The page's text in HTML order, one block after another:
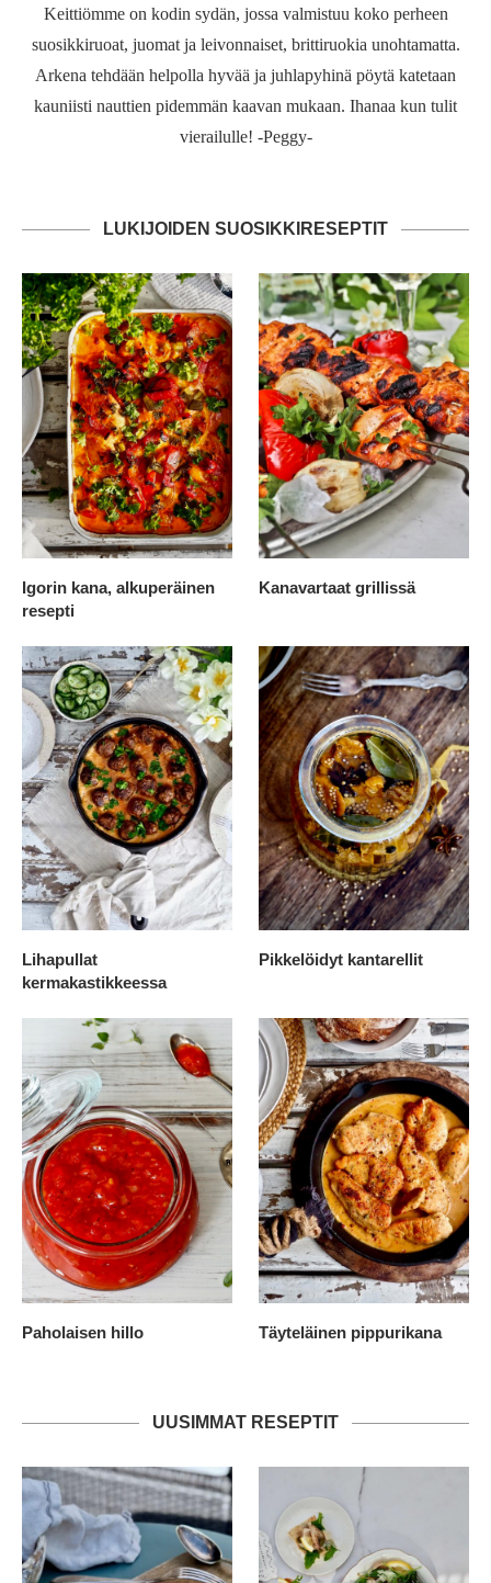
Keittiömme on kodin sydän, jossa valmistuu koko perheen
suosikkiruoat, juomat ja leivonnaiset, brittiruokia unohtamatta.
Arkena tehdään helpolla hyvää ja juhlapyhinä pöytä katetaan
kauniisti nauttien pidemmän kaavan mukaan. Ihanaa kun tulit
vierailulle! -Peggy-
LUKIJOIDEN SUOSIKKIRESEPTIT
Igorin kana, alkuperäinen
resepti
Kanavartaat grillissä
Lihapullat
kermakastikkeessa
Pikkelöidyt kantarellit
Paholaisen hillo Täyteläinen pippurikana
UUSIMMAT RESEPTIT